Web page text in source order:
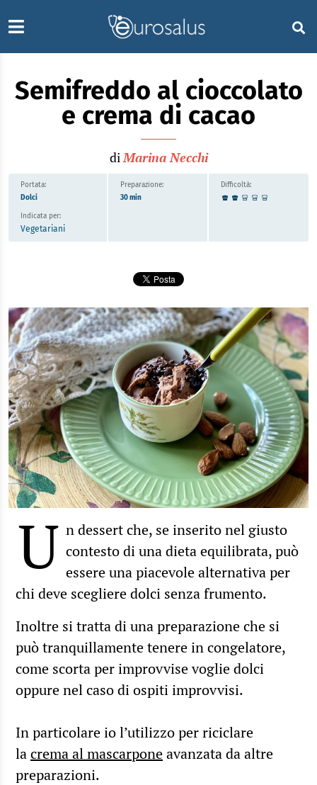
Semifreddo al cioccolato
e crema di cacao
diMarina Necchi
Portata:
Dolci
Indicata per:
Vegetariani
Preparazione:
30 min
Difficoltà:
U n dessert che, se inserito nel giusto
contesto di una dieta equilibrata, può
essere una piacevole alternativa per
chi deve scegliere dolci senza frumento.
Inoltre si tratta di una preparazione che si
può tranquillamente tenere in congelatore,
come scorta per improvvise voglie dolci
oppure nel caso di ospiti improvvisi.
In particolare io l’utilizzo per riciclare
lacrema al mascarponeavanzata da altre
preparazioni.